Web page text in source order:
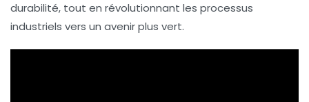
durabilité, tout en révolutionnant les processus
industriels vers un avenir plus vert.